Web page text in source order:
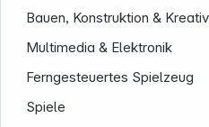
Bauen, Konstruktion &
Multimedia & Elektronik
Ferngesteuertes Spielzeug
Spiele
Informationen